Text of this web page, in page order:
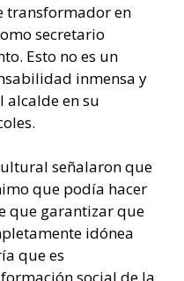
transformador en
secretario
Esto no es un
inmensa y
alcalde en su
señalaron que
que podía hacer
que garantizar que
idónea
que es